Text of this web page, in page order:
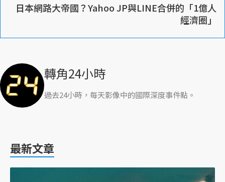
日本網路大帝國？Yahoo JP與LINE合併的「1億人
經濟圈」
轉角24小時
過去24小時，每天影像中的國際深度事件點。
最新文章